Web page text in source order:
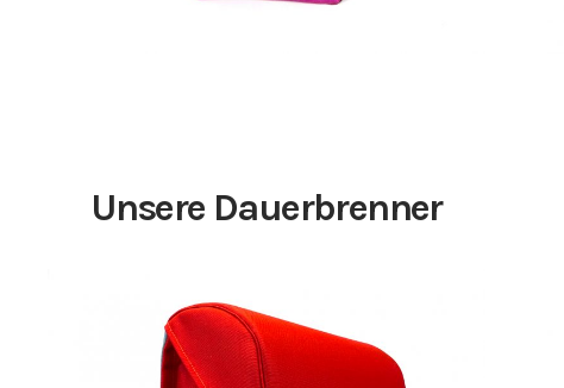
Unsere Dauerbrenner